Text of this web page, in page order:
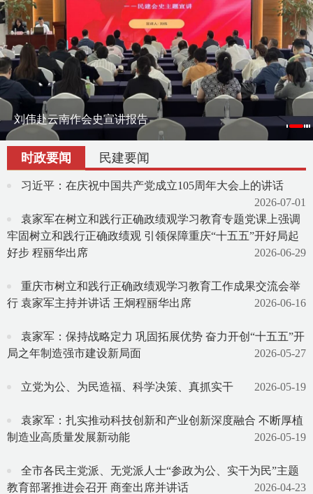
刘伟率课题组赴宁夏调研地方组织会员发展
渝滇民建书画院在昆明举办交流笔会
刘伟赴云南作会史宣讲报告
时政要闻 民建要闻
习近平：在庆祝中国共产党成立105周年大会上的讲话
2026-07-01
袁家军在树立和践行正确政绩观学习教育专题党课上强调
牢固树立和践行正确政绩观 引领保障重庆“十五五”开好局起
好步 程丽华出席
2026-06-29
重庆市树立和践行正确政绩观学习教育工作成果交流会举
行 袁家军主持并讲话 王炯程丽华出席
2026-06-16
袁家军：保持战略定力 巩固拓展优势 奋力开创“十五五”开
局之年制造强市建设新局面
2026-05-27
立党为公、为民造福、科学决策、真抓实干 2026-05-19
袁家军：扎实推动科技创新和产业创新深度融合 不断厚植
制造业高质量发展新动能
2026-05-19
全市各民主党派、无党派人士“参政为公、实干为民”主题
教育部署推进会召开 商奎出席并讲话
2026-04-23